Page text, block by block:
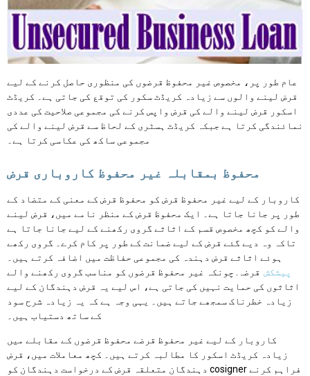
عام طور پر، مخصوص غیر محفوظ قرضوں کی منظوری حاصل کرنے کے لیے
قرض لینے والوں سے زیادہ کریڈٹ سکور کی توقع کی جاتی ہے۔ کریڈٹ
اسکور قرض لینے والے کی قرض واپس کرنے کی مجموعی صلاحیت کی عددی
نمائندگی کرتا ہے جبکہ کریڈٹ ہسٹری کے لحاظ سے قرض لینے والے کی
مجموعی ساکھ کی عکاسی کرتا ہے۔
محفوظ بمقابلہ غیر محفوظ کاروباری قرض
کاروبار کے لیے غیر محفوظ قرض کو محفوظ قرض کے معنی کے متضاد کے
طور پر جانا جاتا ہے۔ ایک محفوظ قرض کے منظر نامے میں، قرض لینے
والے کو کچھ مخصوص قسم کے اثاثے گروی رکھنے کے لیے جانا جاتا ہے
تاکہ وہ دیے گئے قرض کے لیے ضمانت کے طور پر کام کرے۔ گروی رکھے
ہوئے اثاثے قرض دہندہ کی مجموعی حفاظت میں اضافہ کرتے ہیں۔
پیشکش قرضہ. چونکہ غیر محفوظ قرضوں کو مناسب گروی رکھنے والے
اثاثوں کی حمایت نہیں کی جاتی ہے، اس لیے یہ قرض دہندگان کے لیے
زیادہ خطرناک سمجھے جاتے ہیں۔ یہی وجہ ہے کہ یہ زیادہ شرح سود
کے ساتھ دستیاب ہیں۔
کاروبار کے لیے غیر محفوظ قرضے محفوظ قرضوں کے مقابلے میں
زیادہ کریڈٹ اسکور کا مطالبہ کرتے ہیں۔ کچھ معاملات میں، قرض
دہندگان متعلقہ قرض کے درخواست دہندگان کو cosigner فراہم کرنے